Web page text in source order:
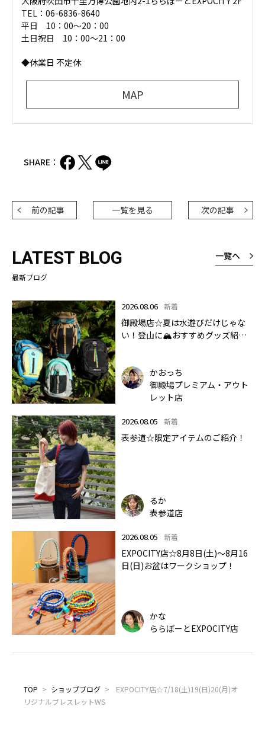
TEL：06-6836-8640
平日 10：00〜20：00
土日祝日 10：00～21：00
◆休業日 不定休
MAP
SHARE：
前の記事 一覧を見る 次の記事
LATEST BLOG
最新ブログ
一覧へ
2026.08.06 新着
御殿場店☆夏は水遊びだけじゃな
い！登山に🏔おすすめグッズ紹介
かおっち
御殿場プレミアム・アウト
レット店
2026.08.05 新着
表参道☆限定アイテムのご紹介！
るか
表参道店
2026.08.05 新着
EXPOCITY店☆8月8日(土)～8月16
日(日)お盆はワークショップ！
かな
ららぽーとEXPOCITY店
TOP > ショップブログ >
EXPOCITY店☆7/18(土)19(日)20(月)オ
リジナルブレスレットWS